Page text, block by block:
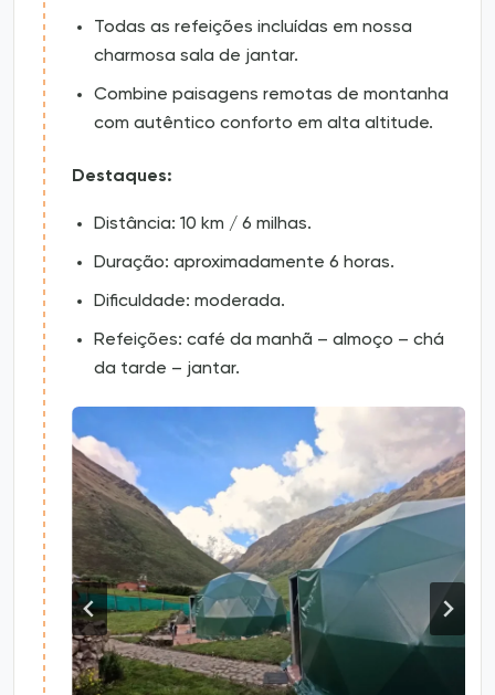
Todas as refeições incluídas em nossa
charmosa sala de jantar.
Combine paisagens remotas de montanha
com autêntico conforto em alta altitude.
Destaques:
Distância: 10 km / 6 milhas.
Duração: aproximadamente 6 horas.
Dificuldade: moderada.
Refeições: café da manhã – almoço – chá
da tarde – jantar.